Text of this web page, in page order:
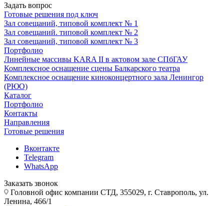
Задать вопрос
Готовые решения под ключ
Зал совещаний, типовой комплект № 1
Зал совещаний. типовой комплект № 2
Зал совещаний, типовой комплект № 3
Портфолио
Линейные массивы KARA II в актовом зале СПбГАУ
Комплексное оснащение сцены Балкарского театра
Комплексное оснащение киноконцертного зала Ленингор
(РЮО)
Каталог
Портфолио
Контакты
Направления
Готовые решения
Вконтакте
Telegram
WhatsApp
Заказать звонок
Головной офис компании СТД, 355029, г. Ставрополь, ул.
Ленина, 466/1